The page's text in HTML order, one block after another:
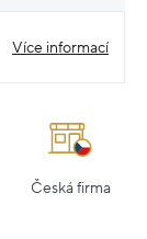
Více informací
Česká firma